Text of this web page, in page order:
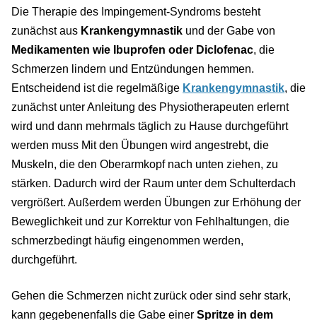
Die Therapie des Impingement-Syndroms besteht
zunächst aus Krankengymnastik und der Gabe von
Medikamenten wie Ibuprofen oder Diclofenac, die
Schmerzen lindern und Entzündungen hemmen.
Entscheidend ist die regelmäßige Krankengymnastik, die
zunächst unter Anleitung des Physiotherapeuten erlernt
wird und dann mehrmals täglich zu Hause durchgeführt
werden muss Mit den Übungen wird angestrebt, die
Muskeln, die den Oberarmkopf nach unten ziehen, zu
stärken. Dadurch wird der Raum unter dem Schulterdach
vergrößert. Außerdem werden Übungen zur Erhöhung der
Beweglichkeit und zur Korrektur von Fehlhaltungen, die
schmerzbedingt häufig eingenommen werden,
durchgeführt.
Gehen die Schmerzen nicht zurück oder sind sehr stark,
kann gegebenenfalls die Gabe einer Spritze in dem